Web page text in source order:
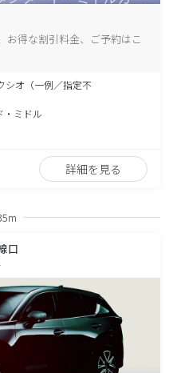
お得な割引料金、ご予約はこ
シオ（一例／指定不
・ミドル
詳細を見る
口